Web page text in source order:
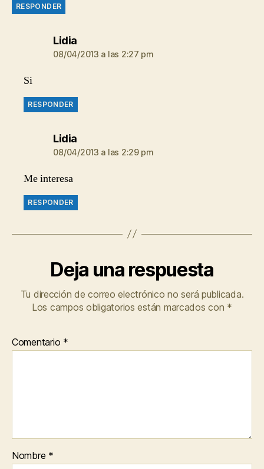
RESPONDER
Lidiadice:
08/04/2013 a las 2:27 pm
Si
RESPONDER
Lidiadice:
08/04/2013 a las 2:29 pm
Me interesa
RESPONDER
Deja una respuesta
Tu dirección de correo electrónico no será publicada.
Los campos obligatorios están marcados con *
Comentario *
Nombre *